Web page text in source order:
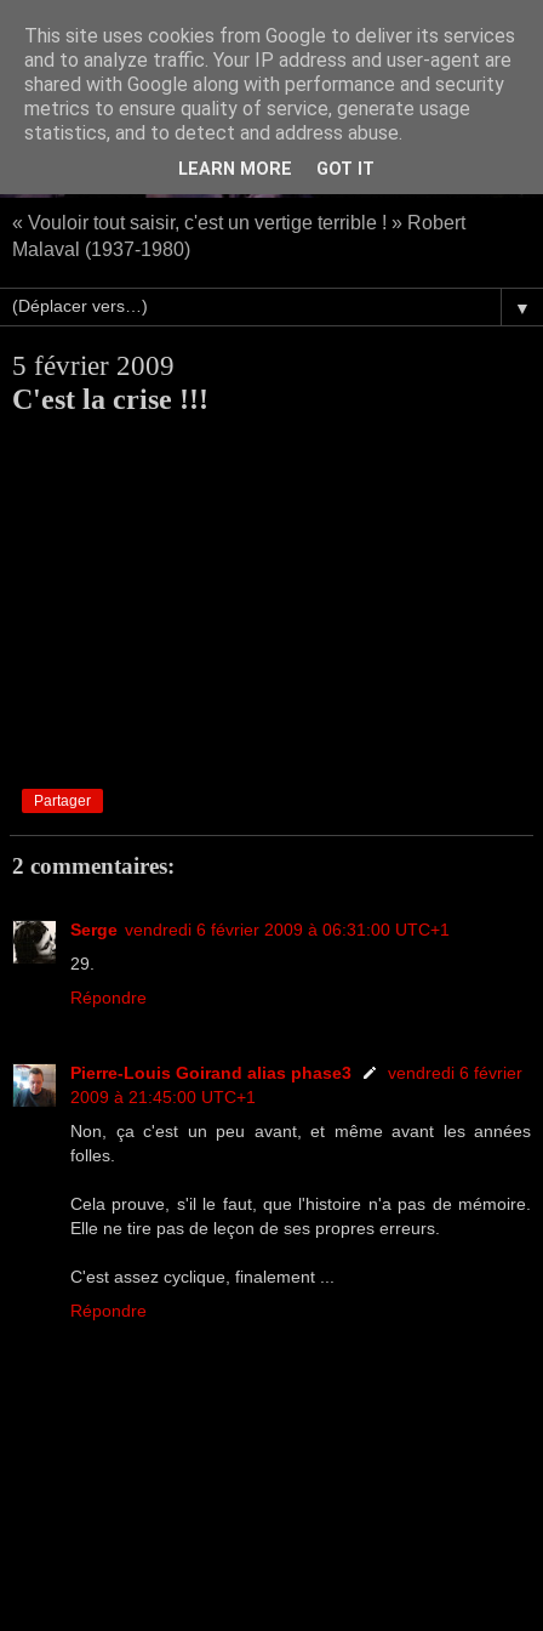
« Vouloir tout saisir, c'est un vertige terrible ! » Robert
Malaval (1937-1980)
▼
5 février 2009
C'est la crise !!!
Partager
2 commentaires:
Serge vendredi 6 février 2009 à 06:31:00 UTC+1
29.
Répondre
Pierre-Louis Goirand alias phase3
vendredi 6 février
2009 à 21:45:00 UTC+1
Non, ça c'est un peu avant, et même avant les années
folles.
Cela prouve, s'il le faut, que l'histoire n'a pas de mémoire.
Elle ne tire pas de leçon de ses propres erreurs.
C'est assez cyclique, finalement ...
Répondre
This site uses cookies from Google to deliver its services
and to analyze traffic. Your IP address and user-agent are
shared with Google along with performance and security
metrics to ensure quality of service, generate usage
statistics, and to detect and address abuse.
LEARN MORE GOT IT